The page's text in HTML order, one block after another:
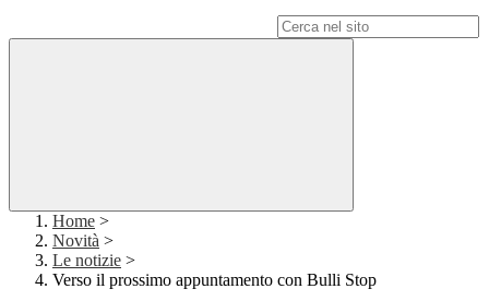
Home >
Novità >
Le notizie >
Verso il prossimo appuntamento con Bulli Stop